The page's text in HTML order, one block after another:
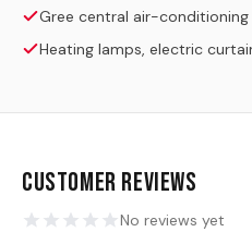
Gree central air-conditioning
Heating lamps, electric
Customer Reviews
No reviews yet